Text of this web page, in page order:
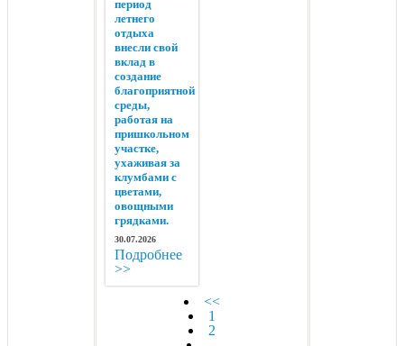
период
летнего
отдыха
внесли свой
вклад в
создание
благоприятной
среды,
работая на
пришкольном
участке,
ухаживая за
клумбами с
цветами,
овощными
грядками.
30.07.2026
Подробнее
>>
<<
1
2